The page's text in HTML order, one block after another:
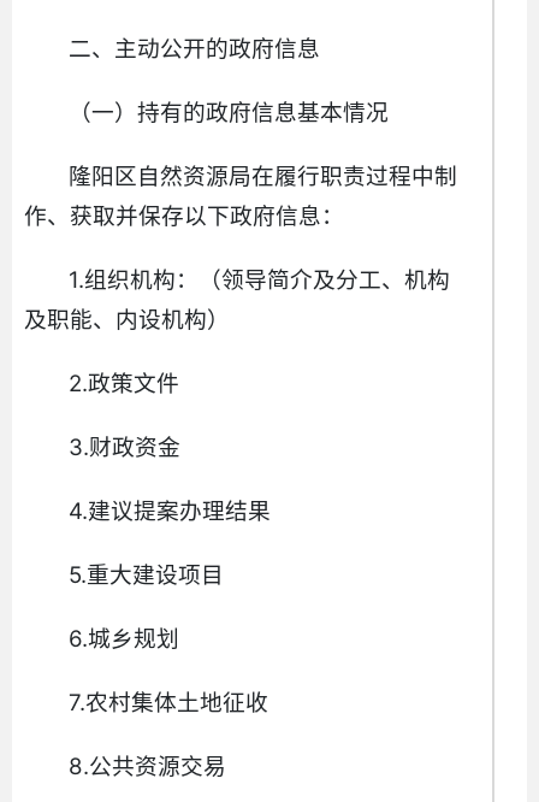
二、主动公开的政府信息
（一）持有的政府信息基本情况
隆阳区自然资源局在履行职责过程中制
作、获取并保存以下政府信息：
1.组织机构：（领导简介及分工、机构
及职能、内设机构）
2.政策文件
3.财政资金
4.建议提案办理结果
5.重大建设项目
6.城乡规划
7.农村集体土地征收
8.公共资源交易